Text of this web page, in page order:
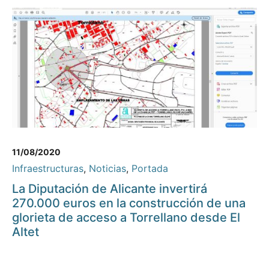
11/08/2020
Infraestructuras, Noticias, Portada
La Diputación de Alicante invertirá
270.000 euros en la construcción de una
glorieta de acceso a Torrellano desde El
Altet